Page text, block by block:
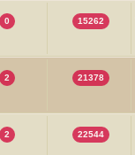
0 15262
2 21378
2 22544